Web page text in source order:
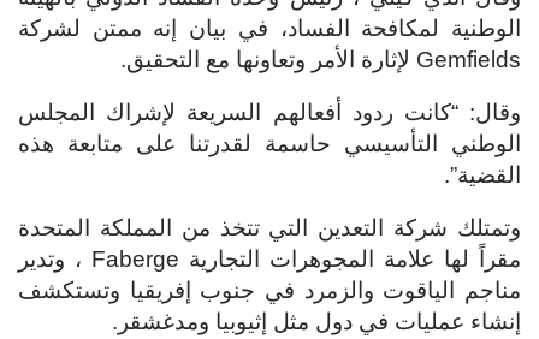
الوطنية لمكافحة الفساد، في بيان إنه ممتن لشركة
Gemfields لإثارة الأمر وتعاونها مع التحقيق.
وقال: “كانت ردود أفعالهم السريعة لإشراك المجلس
الوطني التأسيسي حاسمة لقدرتنا على متابعة هذه
القضية”.
وتمتلك شركة التعدين التي تتخذ من المملكة المتحدة
مقراً لها علامة المجوهرات التجارية Faberge ، وتدير
مناجم الياقوت والزمرد في جنوب إفريقيا وتستكشف
إنشاء عمليات في دول مثل إثيوبيا ومدغشقر.